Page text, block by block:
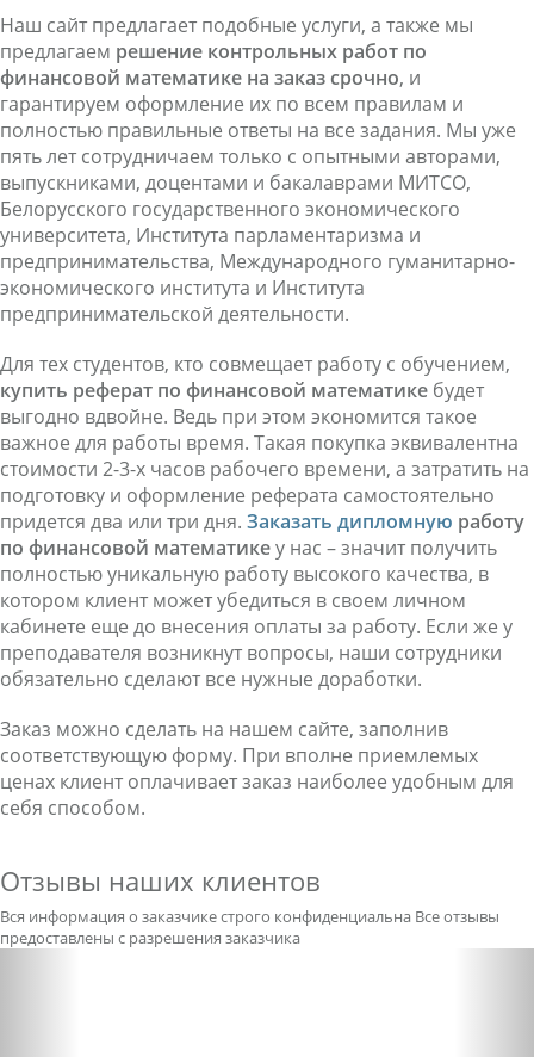
Наш сайт предлагает подобные услуги, а также мы
предлагаем решение контрольных работ по
финансовой математике на заказ срочно, и
гарантируем оформление их по всем правилам и
полностью правильные ответы на все задания. Мы уже
пять лет сотрудничаем только с опытными авторами,
выпускниками, доцентами и бакалаврами МИТСО,
Белорусского государственного экономического
университета, Института парламентаризма и
предпринимательства, Международного гуманитарно-
экономического института и Института
предпринимательской деятельности.
Для тех студентов, кто совмещает работу с обучением,
купить реферат по финансовой математике будет
выгодно вдвойне. Ведь при этом экономится такое
важное для работы время. Такая покупка эквивалентна
стоимости 2-3-х часов рабочего времени, а затратить на
подготовку и оформление реферата самостоятельно
придется два или три дня. Заказать дипломную работу
по финансовой математикеу нас – значит получить
полностью уникальную работу высокого качества, в
котором клиент может убедиться в своем личном
кабинете еще до внесения оплаты за работу. Если же у
преподавателя возникнут вопросы, наши сотрудники
обязательно сделают все нужные доработки.
Заказ можно сделать на нашем сайте, заполнив
соответствующую форму. При вполне приемлемых
ценах клиент оплачивает заказ наиболее удобным для
себя способом.
Отзывы наших клиентов
Вся информация о заказчике строго конфиденциальна Все отзывы
предоставлены с разрешения заказчика